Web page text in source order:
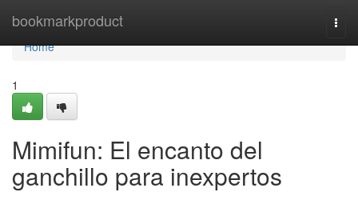
bookmarkproduct
Home
Home
1
Mimifun: El encanto del
ganchillo para inexpertos